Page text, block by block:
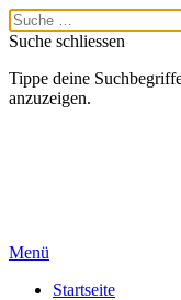
Suche schliessen
Tippe deine
anzuzeigen.
Menü
Startseite